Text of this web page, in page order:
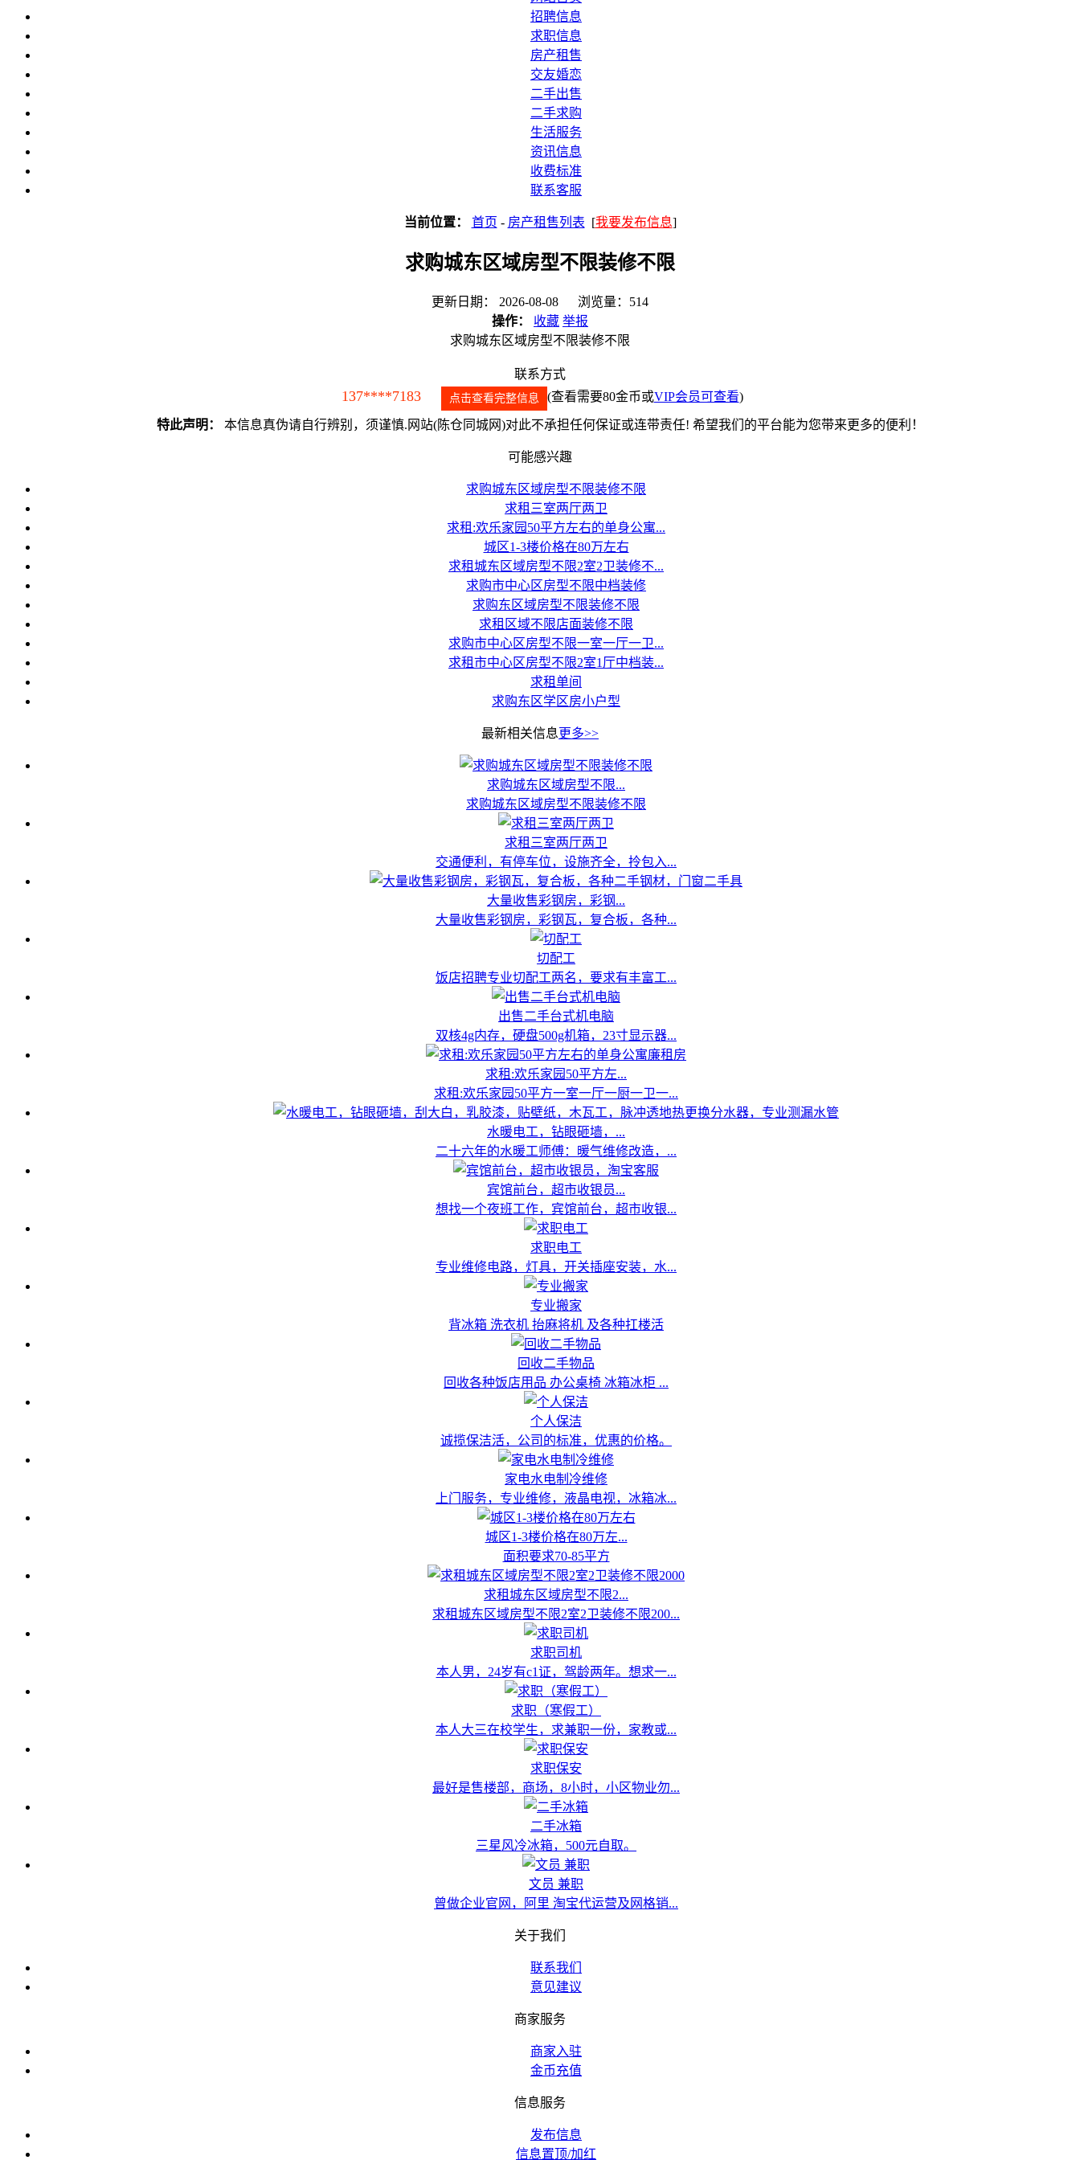
招聘信息
求职信息
房产租售
交友婚恋
二手出售
二手求购
生活服务
资讯信息
收费标准
联系客服
当前位置： 首页 - 房产租售列表 [我要发布信息]
求购城东区域房型不限装修不限
更新日期： 2026-08-08 浏览量：514
操作：
收藏 举报
求购城东区域房型不限装修不限
联系方式
137****7183 点击查看完整信息 (查看需要80金币或VIP会员可查看)
特此声明： 本信息真伪请自行辨别，须谨慎.网站(陈仓同城网)对此不承担任何保证或连带责任! 希望我们的平台能为您带来更多的便利！
可能感兴趣
求购城东区域房型不限装修不限
求租三室两厅两卫
求租:欢乐家园50平方左右的单身公寓...
城区1-3楼价格在80万左右
求租城东区域房型不限2室2卫装修不...
求购市中心区房型不限中档装修
求购东区域房型不限装修不限
求租区域不限店面装修不限
求购市中心区房型不限一室一厅一卫...
求租市中心区房型不限2室1厅中档装...
求租单间
求购东区学区房小户型
最新相关信息更多>>
求购城东区域房型不限...
求购城东区域房型不限装修不限
求租三室两厅两卫
交通便利，有停车位，设施齐全，拎包入...
大量收售彩钢房，彩钢...
大量收售彩钢房，彩钢瓦，复合板，各种...
切配工
饭店招聘专业切配工两名，要求有丰富工...
出售二手台式机电脑
双核4g内存，硬盘500g机箱，23寸显示器...
求租:欢乐家园50平方左...
求租:欢乐家园50平方一室一厅一厨一卫一...
水暖电工，钻眼砸墙，...
二十六年的水暖工师傅：暖气维修改造，...
宾馆前台，超市收银员...
想找一个夜班工作，宾馆前台，超市收银...
求职电工
专业维修电路，灯具，开关插座安装，水...
专业搬家
背冰箱 洗衣机 抬麻将机 及各种扛楼活
回收二手物品
回收各种饭店用品 办公桌椅 冰箱冰柜 ...
个人保洁
诚揽保洁活，公司的标准，优惠的价格。
家电水电制冷维修
上门服务，专业维修，液晶电视，冰箱冰...
城区1-3楼价格在80万左...
面积要求70-85平方
求租城东区域房型不限2...
求租城东区域房型不限2室2卫装修不限200...
求职司机
本人男，24岁有c1证，驾龄两年。想求一...
求职（寒假工）
本人大三在校学生，求兼职一份，家教或...
求职保安
最好是售楼部，商场，8小时，小区物业勿...
二手冰箱
三星风冷冰箱，500元自取。
文员 兼职
曾做企业官网，阿里 淘宝代运营及网格销...
关于我们
联系我们
意见建议
商家服务
商家入驻
金币充值
信息服务
发布信息
信息置顶/加红